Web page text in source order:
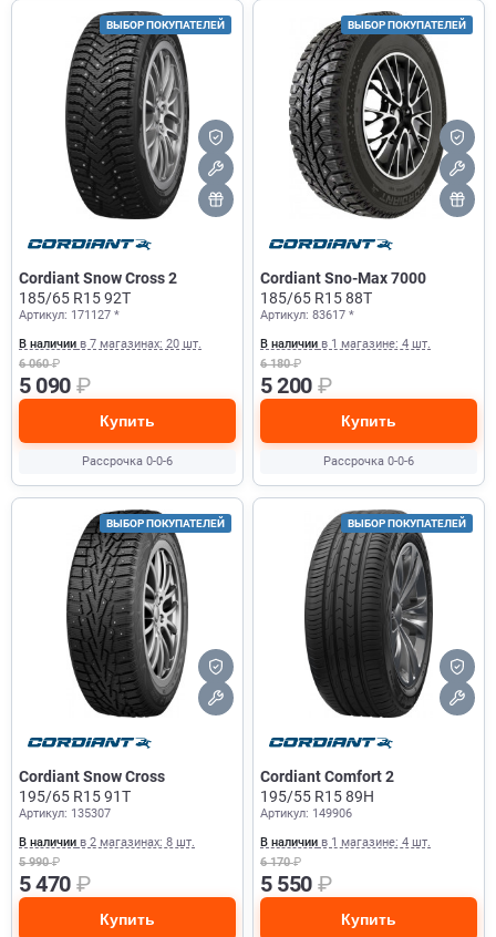
ВЫБОР ПОКУПАТЕЛЕЙ
Cordiant Snow Cross 2
185/65 R15 92T
Артикул: 171127 *
В наличии в 7 магазинах: 20 шт.
6 060₽
5 090 ₽
Купить
Рассрочка 0-0-6
ВЫБОР ПОКУПАТЕЛЕЙ
Cordiant Sno-Max 7000
185/65 R15 88T
Артикул: 83617 *
В наличии в 1 магазине: 4 шт.
6 180₽
5 200 ₽
Купить
Рассрочка 0-0-6
ВЫБОР ПОКУПАТЕЛЕЙ
Cordiant Snow Cross
195/65 R15 91T
Артикул: 135307
В наличии в 2 магазинах: 8 шт.
5 990₽
5 470 ₽
Купить
ВЫБОР ПОКУПАТЕЛЕЙ
Cordiant Comfort 2
195/55 R15 89H
Артикул: 149906
В наличии в 1 магазине: 4 шт.
6 170₽
5 550 ₽
Купить